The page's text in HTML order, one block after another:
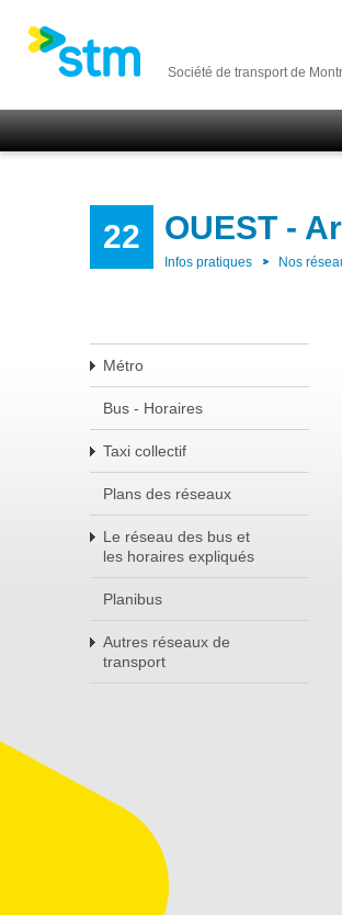
Société de transport de
22 OUEST -
Infos pratiques Nos
Métro
Bus - Horaires
Taxi collectif
Plans des réseaux
Le réseau des bus et
les horaires expliqués
Planibus
Autres réseaux de
transport